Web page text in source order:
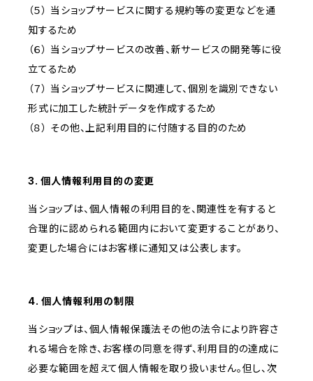
（５） 当ショップサービスに関する規約等の変更などを通
知するため
（６） 当ショップサービスの改善、新サービスの開発等に役
立てるため
（７） 当ショップサービスに関連して、個別を識別できない
形式に加工した統計データを作成するため
（８） その他、上記利用目的に付随する目的のため
3. 個人情報利用目的の変更
当ショップは、個人情報の利用目的を、関連性を有すると
合理的に認められる範囲内において変更することがあり、
変更した場合にはお客様に通知又は公表します。
4. 個人情報利用の制限
当ショップは、個人情報保護法その他の法令により許容さ
れる場合を除き、お客様の同意を得ず、利用目的の達成に
必要な範囲を超えて個人情報を取り扱いません。但し、次